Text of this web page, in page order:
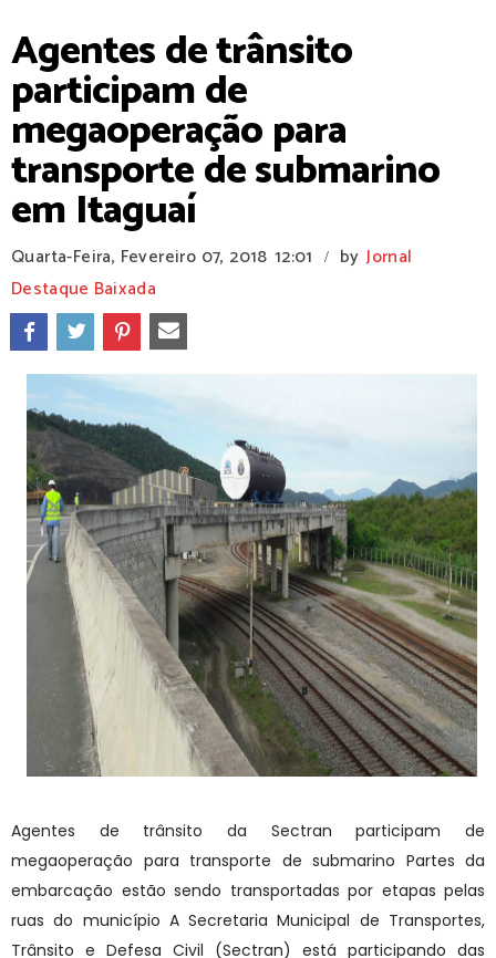
Agentes de trânsito
participam de
megaoperação para
transporte de submarino
em Itaguaí
Quarta-Feira, Fevereiro 07, 2018 12:01 / by Jornal
Destaque Baixada
Agentes de trânsito da Sectran participam de
megaoperação para transporte de submarino Partes da
embarcação estão sendo transportadas por etapas pelas
ruas do município A Secretaria Municipal de Transportes,
Trânsito e Defesa Civil (Sectran) está participando das